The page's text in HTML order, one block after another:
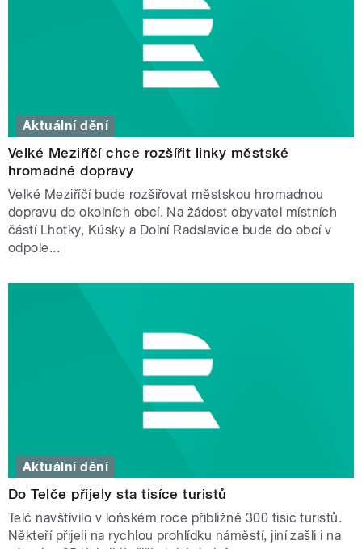
Aktuální dění
Velké Meziříčí chce rozšířit linky městské
hromadné dopravy
Velké Meziříčí bude rozšiřovat městskou hromadnou
dopravu do okolních obcí. Na žádost obyvatel místních
částí Lhotky, Kúsky a Dolní Radslavice bude do obcí v
odpole...
Aktuální dění
Do Telče přijely sta tisíce turistů
Telč navštívilo v loňském roce přibližně 300 tisíc turistů.
Někteří přijeli na rychlou prohlídku náměstí, jiní zašli i na